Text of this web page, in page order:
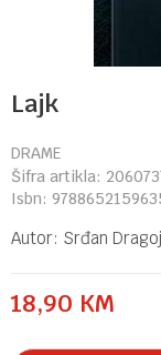
Lajk
DRAME
Šifra artikla:
Isbn:
Autor: Srđan
18,90 KM